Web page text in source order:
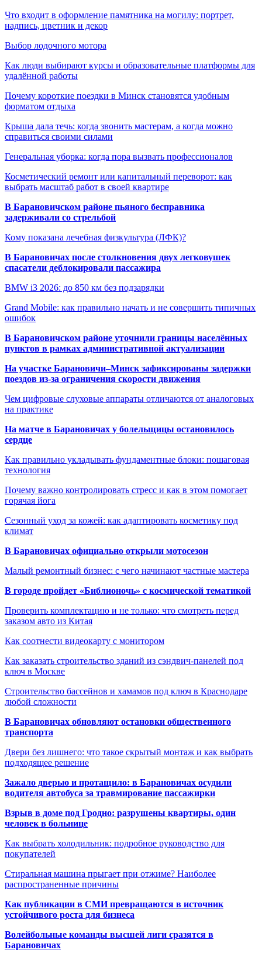
Что входит в оформление памятника на могилу: портрет,
надпись, цветник и декор
Выбор лодочного мотора
Как люди выбирают курсы и образовательные платформы для
удалённой работы
Почему короткие поездки в Минск становятся удобным
форматом отдыха
Крыша дала течь: когда звонить мастерам, а когда можно
справиться своими силами
Генеральная уборка: когда пора вызвать профессионалов
Косметический ремонт или капитальный переворот: как
выбрать масштаб работ в своей квартире
В Барановичском районе пьяного бесправника
задерживали со стрельбой
Кому показана лечебная физкультура (ЛФК)?
В Барановичах после столкновения двух легковушек
спасатели деблокировали пассажира
BMW i3 2026: до 850 км без подзарядки
Grand Mobile: как правильно начать и не совершить типичных
ошибок
В Барановичском районе уточнили границы населённых
пунктов в рамках административной актуализации
На участке Барановичи–Минск зафиксированы задержки
поездов из-за ограничения скорости движения
Чем цифровые слуховые аппараты отличаются от аналоговых
на практике
На матче в Барановичах у болельщицы остановилось
сердце
Как правильно укладывать фундаментные блоки: пошаговая
технология
Почему важно контролировать стресс и как в этом помогает
горячая йога
Сезонный уход за кожей: как адаптировать косметику под
климат
В Барановичах официально открыли мотосезон
Малый ремонтный бизнес: с чего начинают частные мастера
В городе пройдет «Библионочь» с космической тематикой
Проверить комплектацию и не только: что смотреть перед
заказом авто из Китая
Как соотнести видеокарту с монитором
Как заказать строительство зданий из сэндвич-панелей под
ключ в Москве
Строительство бассейнов и хамамов под ключ в Краснодаре
любой сложности
В Барановичах обновляют остановки общественного
транспорта
Двери без лишнего: что такое скрытый монтаж и как выбрать
подходящее решение
Зажало дверью и протащило: в Барановичах осудили
водителя автобуса за травмирование пассажирки
Взрыв в доме под Гродно: разрушены квартиры, один
человек в больнице
Как выбрать холодильник: подробное руководство для
покупателей
Стиральная машина прыгает при отжиме? Наиболее
распространенные причины
Как публикации в СМИ превращаются в источник
устойчивого роста для бизнеса
Волейбольные команды высшей лиги сразятся в
Барановичах